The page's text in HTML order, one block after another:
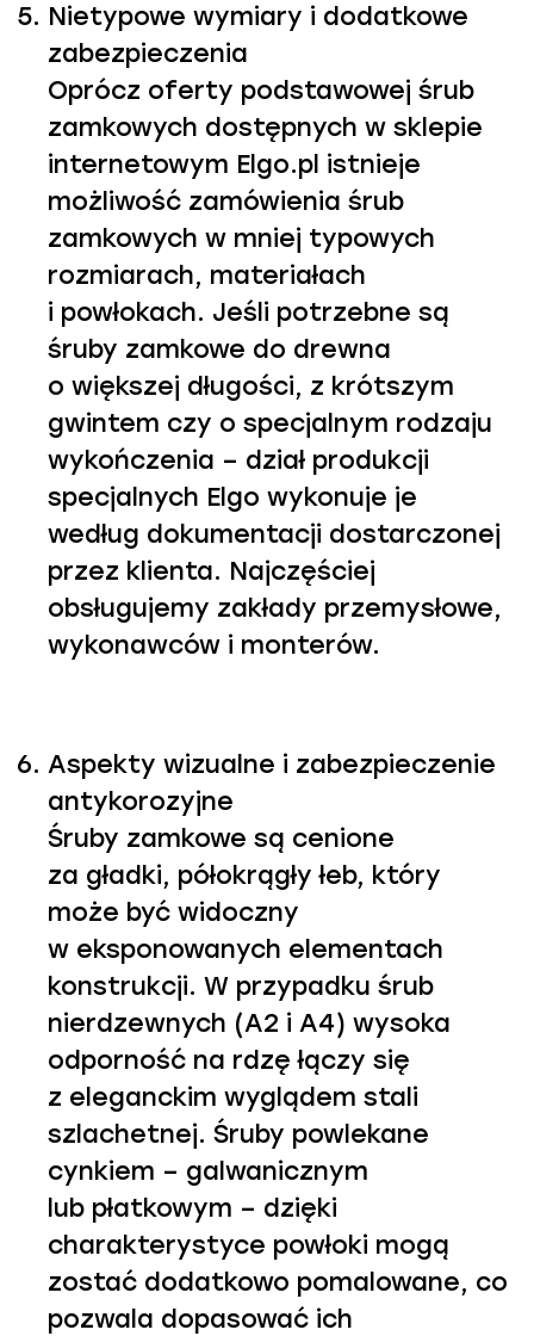
Nietypowe wymiary i dodatkowe
zabezpieczenia
Oprócz oferty podstawowej śrub
zamkowych dostępnych w sklepie
internetowym Elgo.pl istnieje
możliwość zamówienia śrub
zamkowych w mniej typowych
rozmiarach, materiałach
i powłokach. Jeśli potrzebne są
śruby zamkowe do drewna
o większej długości, z krótszym
gwintem czy o specjalnym rodzaju
wykończenia – dział produkcji
specjalnych Elgo wykonuje je
według dokumentacji dostarczonej
przez klienta. Najczęściej
obsługujemy zakłady przemysłowe,
wykonawców i monterów.
Aspekty wizualne i zabezpieczenie
antykorozyjne
Śruby zamkowe są cenione
za gładki, półokrągły łeb, który
może być widoczny
w eksponowanych elementach
konstrukcji. W przypadku śrub
nierdzewnych (A2 i A4) wysoka
odporność na rdzę łączy się
z eleganckim wyglądem stali
szlachetnej. Śruby powlekane
cynkiem – galwanicznym
lub płatkowym – dzięki
charakterystyce powłoki mogą
zostać dodatkowo pomalowane, co
pozwala dopasować ich